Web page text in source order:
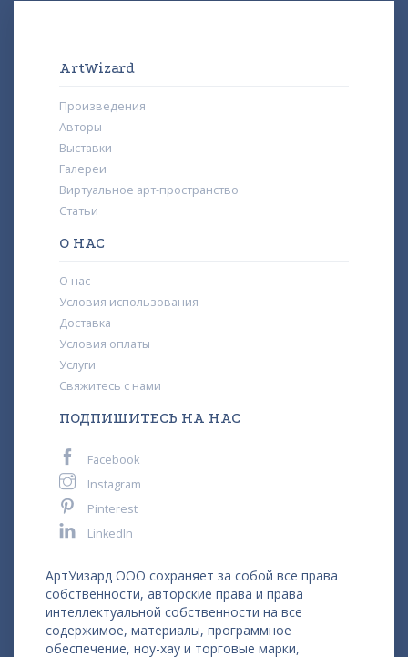
ArtWizard
Произведения
Авторы
Выставки
Галереи
Виртуальное арт-пространство
Статьи
О НАС
О нас
Условия использования
Доставка
Условия оплаты
Услуги
Свяжитесь с нами
ПОДПИШИТЕСЬ НА НАС
Facebook
Instagram
Pinterest
LinkedIn
АртУизард ООО сохраняет за собой все права
собственности, авторские права и права
интеллектуальной собственности на все
содержимое, материалы, программное
обеспечение, ноу-хау и торговые марки,